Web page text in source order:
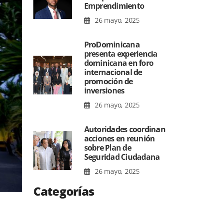
Emprendimiento
26 mayo, 2025
ProDominicana
presenta experiencia
dominicana en foro
internacional de
promoción de
inversiones
26 mayo, 2025
Autoridades coordinan
acciones en reunión
sobre Plan de
Seguridad Ciudadana
26 mayo, 2025
Categorías